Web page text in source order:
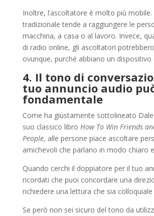
Inoltre, l’ascoltatore è molto più mobile.
tradizionale tende a raggiungere le
macchina, a casa o al lavoro. Invece,
di radio online, gli ascoltatori
ovunque, purché abbiano un dispositivo
4. Il tono di
tuo annuncio audio
fondamentale
Come ha giustamente sottolineato
suo classico libro How To Win Friends
People, alle persone piace ascoltare
amichevoli che parlano in modo chiaro
Quando cerchi il doppiatore per il tuo
ricordati che puoi concordare una
richiedere una lettura che sia
Se però non sei sicuro del tono da